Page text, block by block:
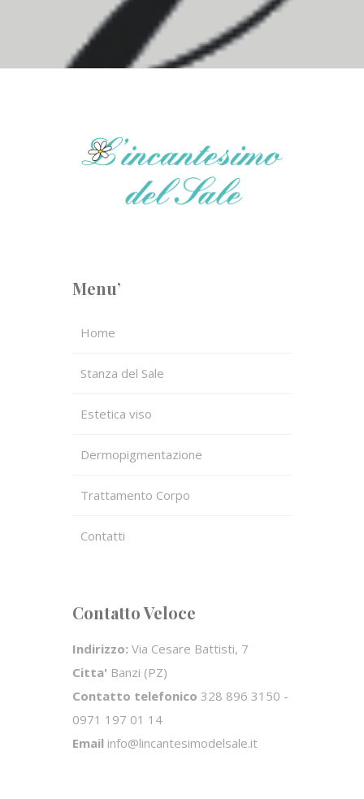
Menu’
Home
Stanza del Sale
Estetica viso
Dermopigmentazione
Trattamento Corpo
Contatti
Contatto Veloce
Indirizzo: Via Cesare Battisti, 7
Citta' Banzi (PZ)
Contatto telefonico 328 896 3150 -
0971 197 01 14
Email info@lincantesimodelsale.it